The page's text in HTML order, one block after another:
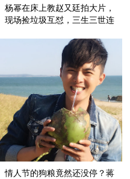
杨幂在床上教赵又廷拍大片，
现场捡垃圾互怼，三生三世连
情人节的狗粮竟然还没停？蒋